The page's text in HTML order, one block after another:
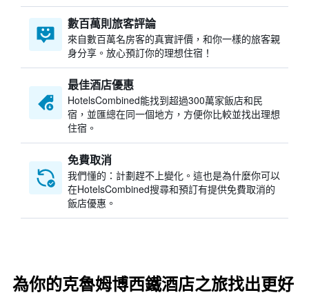
數百萬則旅客評論
來自數百萬名房客的真實評價，和你一樣的旅客親
身分享。放心預訂你的理想住宿！
最佳酒店優惠
HotelsCombined​能找到超過300萬家飯店和民
宿，並匯總在同一個地方，方便你比較並找出理想
住宿。
免費取消
我們懂的：計劃趕不上變化。這也是為什麼你可以
在HotelsCombined搜尋和預訂有提供免費取消的
飯店優惠。
為你的克魯姆博西鐵酒店之旅找出更好